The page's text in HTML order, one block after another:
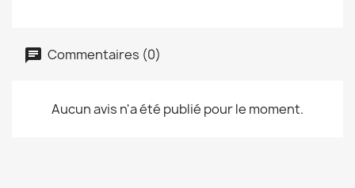
Commentaires (0)
Aucun avis n'a été publié pour le moment.